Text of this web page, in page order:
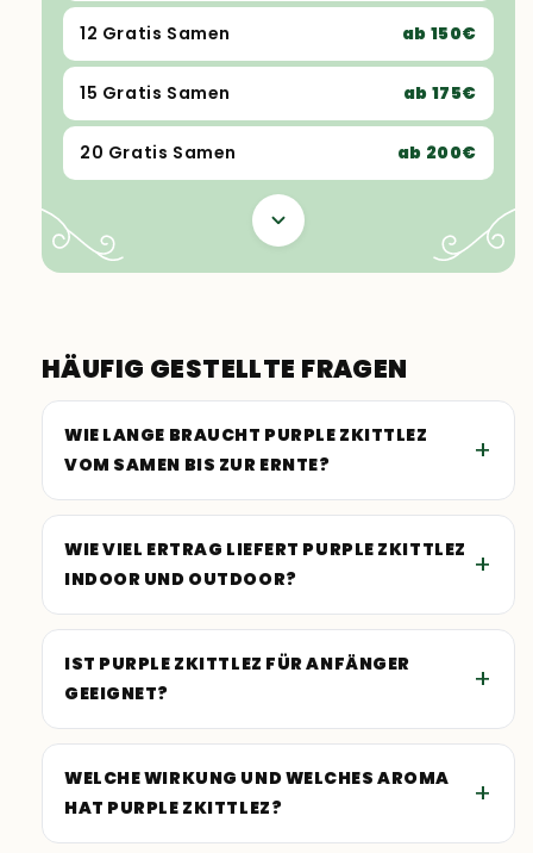
12 Gratis Samen ab 150€
15 Gratis Samen ab 175€
20 Gratis Samen ab 200€
HÄUFIG GESTELLTE FRAGEN
WIE LANGE BRAUCHT PURPLE ZKITTLEZ
VOM SAMEN BIS ZUR ERNTE?
WIE VIEL ERTRAG LIEFERT PURPLE ZKITTLEZ
INDOOR UND OUTDOOR?
IST PURPLE ZKITTLEZ FÜR ANFÄNGER
GEEIGNET?
WELCHE WIRKUNG UND WELCHES AROMA
HAT PURPLE ZKITTLEZ?